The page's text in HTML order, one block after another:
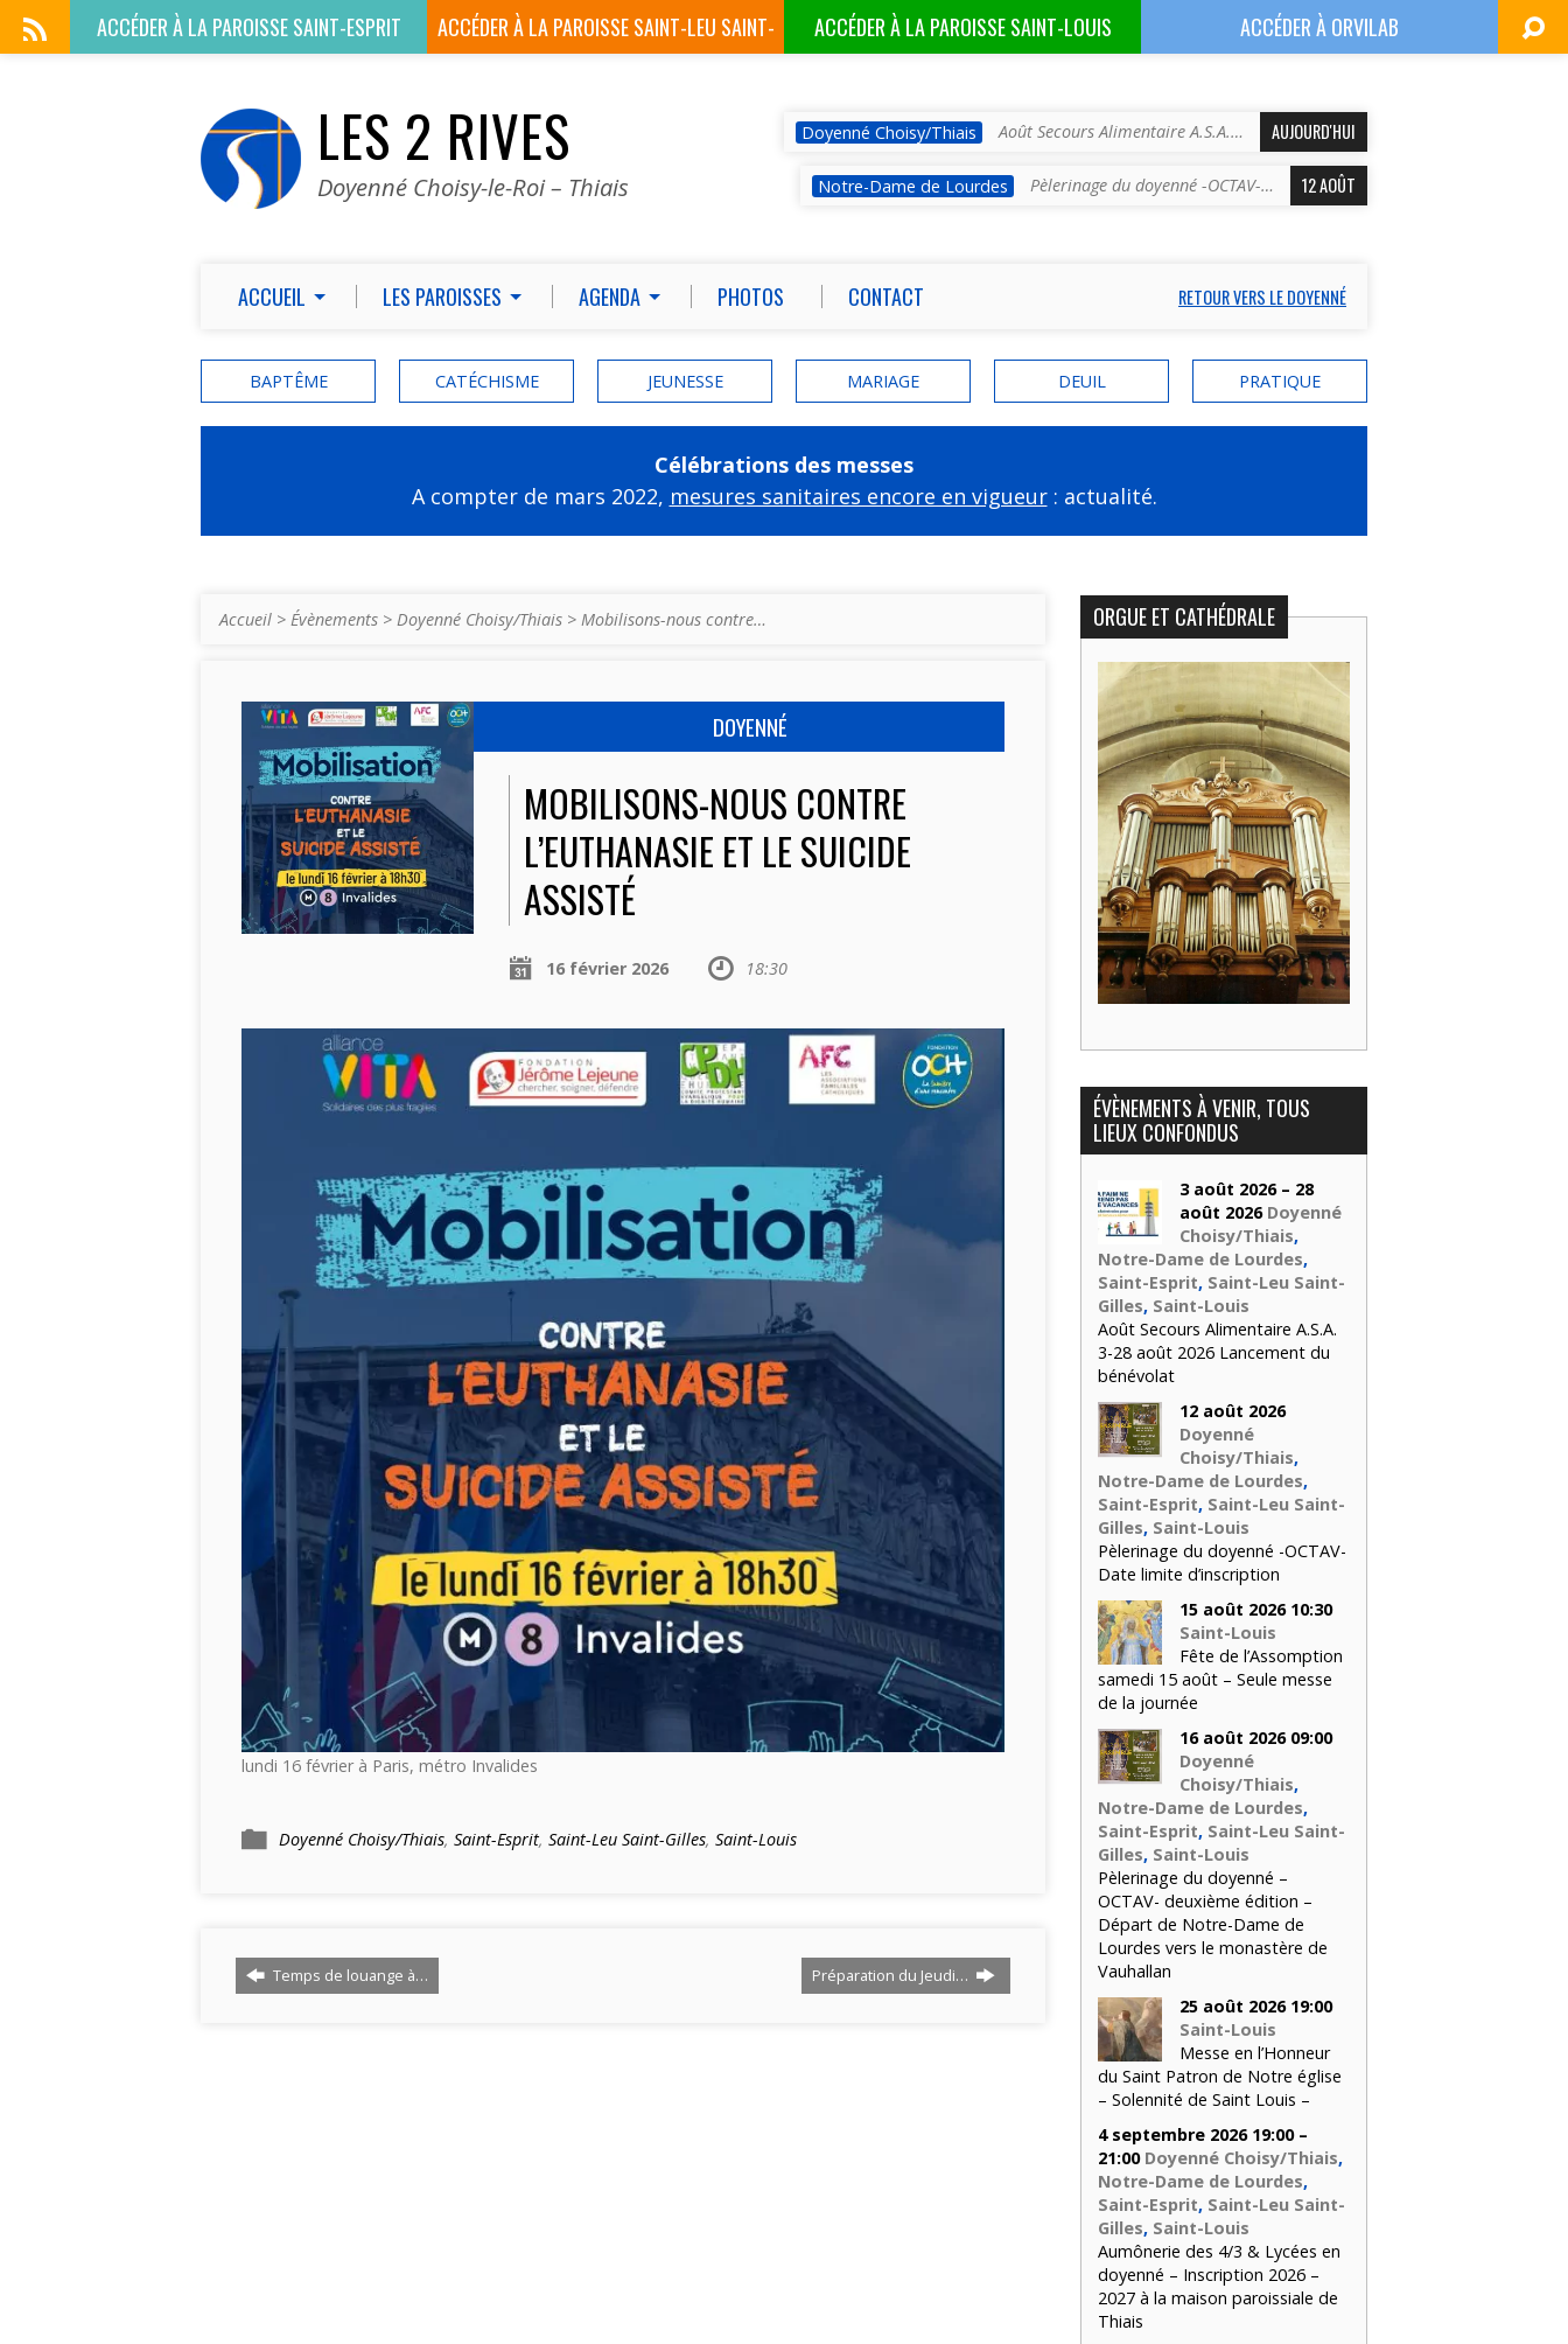
ACCÉDER À LAPAROISSE SAINT-ESPRIT ACCÉDER À LAPAROISSE SAINT-LEU SAINT-
ACCÉDER À LAPAROISSE SAINT-LOUIS ACCÉDER ÀORVILAB
LES 2 RIVES
Doyenné Choisy-le-Roi – Thiais
Doyenné Choisy/Thiais Août Secours Alimentaire A.S.A.… AUJOURD'HUI
Notre-Dame de Lourdes Pèlerinage du doyenné -OCTAV-… 12 AOÛT
ACCUEIL LES PAROISSES AGENDA PHOTOS CONTACT RETOUR VERS LE DOYENNÉ
BAPTÊME CATÉCHISME JEUNESSE MARIAGE DEUIL PRATIQUE
Célébrations des messes
A compter de mars 2022, mesures sanitaires encore en vigueur: actualité.
Accueil > Évènements > Doyenné Choisy/Thiais > Mobilisons-nous contre…
DOYENNÉ
MOBILISONS-NOUS CONTRE
L’EUTHANASIE ET LE SUICIDE
ASSISTÉ
16 février 2026 18:30
lundi 16 février à Paris, métro Invalides
Doyenné Choisy/Thiais, Saint-Esprit, Saint-Leu Saint-Gilles, Saint-Louis
Temps de louange à… Préparation du Jeudi…
ORGUE ET CATHÉDRALE
ÉVÈNEMENTS À VENIR, TOUS
LIEUX CONFONDUS
3 août 2026 – 28
août 2026 Doyenné
Choisy/Thiais,
Notre-Dame de Lourdes,
Saint-Esprit, Saint-Leu Saint-
Gilles, Saint-Louis
Août Secours Alimentaire A.S.A.
3-28 août 2026 Lancement du
bénévolat
12 août 2026
Doyenné
Choisy/Thiais,
Notre-Dame de Lourdes,
Saint-Esprit, Saint-Leu Saint-
Gilles, Saint-Louis
Pèlerinage du doyenné -OCTAV-
Date limite d’inscription
15 août 2026 10:30
Saint-Louis
Fête de l’Assomption
samedi 15 août – Seule messe
de la journée
16 août 2026 09:00
Doyenné
Choisy/Thiais,
Notre-Dame de Lourdes,
Saint-Esprit, Saint-Leu Saint-
Gilles, Saint-Louis
Pèlerinage du doyenné –
OCTAV- deuxième édition –
Départ de Notre-Dame de
Lourdes vers le monastère de
Vauhallan
25 août 2026 19:00
Saint-Louis
Messe en l’Honneur
du Saint Patron de Notre église
– Solennité de Saint Louis –
4 septembre 2026 19:00 –
21:00 Doyenné Choisy/Thiais,
Notre-Dame de Lourdes,
Saint-Esprit, Saint-Leu Saint-
Gilles, Saint-Louis
Aumônerie des 4/3 & Lycées en
doyenné – Inscription 2026 –
2027 à la maison paroissiale de
Thiais